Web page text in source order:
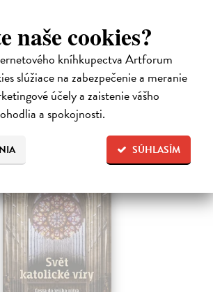
naše cookies?
kníhkupectva Artforum
slúžiace na zabezpečenie a meranie
účely a zaistenie vášho
a spokojnosti.
SÚHLASÍM
a najpozoruhodnejších slovenských